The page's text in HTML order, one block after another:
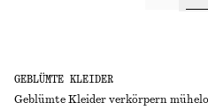
GEBLÜMTE KLEIDER
Geblümte Kleider verkörpern